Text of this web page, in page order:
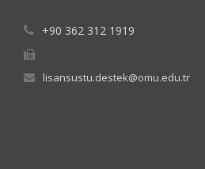
+90 362 312 1919
lisansustu.destek@omu.edu.tr